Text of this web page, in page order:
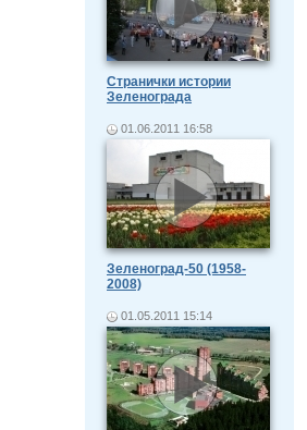
Странички истории
Зеленограда
01.06.2011 16:58
Зеленоград-50 (1958-
2008)
01.05.2011 15:14